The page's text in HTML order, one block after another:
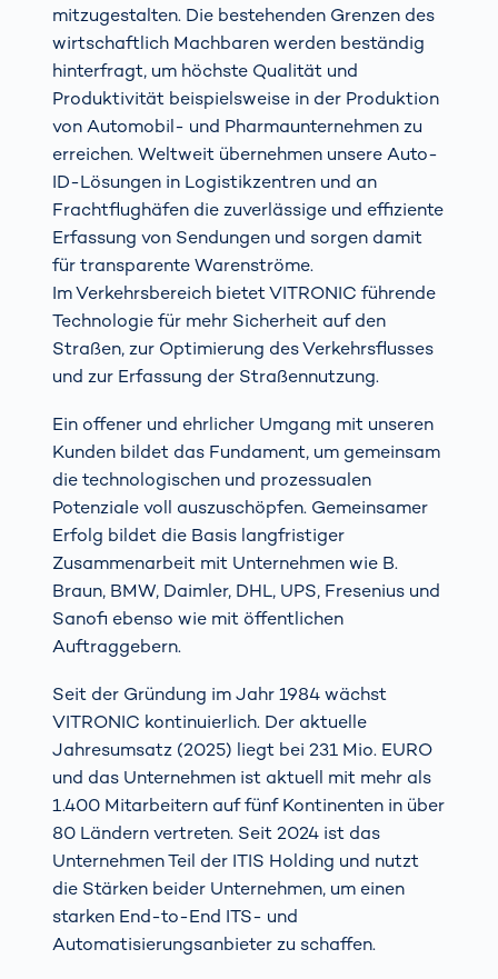
mitzugestalten. Die bestehenden Grenzen des
wirtschaftlich Machbaren werden beständig
hinterfragt, um höchste Qualität und
Produktivität beispielsweise in der Produktion
von Automobil- und Pharmaunternehmen zu
erreichen. Weltweit übernehmen unsere Auto-
ID-Lösungen in Logistikzentren und an
Frachtflughäfen die zuverlässige und effiziente
Erfassung von Sendungen und sorgen damit
für transparente Warenströme.
Im Verkehrsbereich bietet VITRONIC führende
Technologie für mehr Sicherheit auf den
Straßen, zur Optimierung des Verkehrsflusses
und zur Erfassung der Straßennutzung.
Ein offener und ehrlicher Umgang mit unseren
Kunden bildet das Fundament, um gemeinsam
die technologischen und prozessualen
Potenziale voll auszuschöpfen. Gemeinsamer
Erfolg bildet die Basis langfristiger
Zusammenarbeit mit Unternehmen wie B.
Braun, BMW, Daimler, DHL, UPS, Fresenius und
Sanofi ebenso wie mit öffentlichen
Auftraggebern.
Seit der Gründung im Jahr 1984 wächst
VITRONIC kontinuierlich. Der aktuelle
Jahresumsatz (2025) liegt bei 231 Mio. EURO
und das Unternehmen ist aktuell mit mehr als
1.400 Mitarbeitern auf fünf Kontinenten in über
80 Ländern vertreten. Seit 2024 ist das
Unternehmen Teil der ITIS Holding und nutzt
die Stärken beider Unternehmen, um einen
starken End-to-End ITS- und
Automatisierungsanbieter zu schaffen.